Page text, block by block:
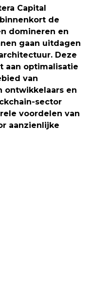
Capital
de
domineren en
gaan uitdagen
Deze
aan optimalisatie
van
ontwikkelaars en
sector
voordelen van
aanzienlijke